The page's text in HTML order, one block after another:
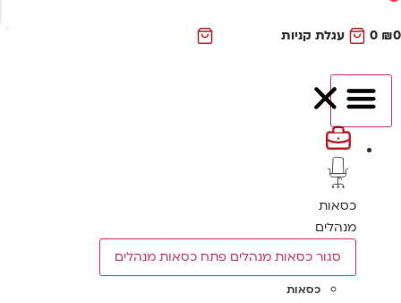
₪
0 עגלת קניות
כסאות
מנהלים
סגור כסאות מנהלים פתח כסאות מנהלים
כסאות